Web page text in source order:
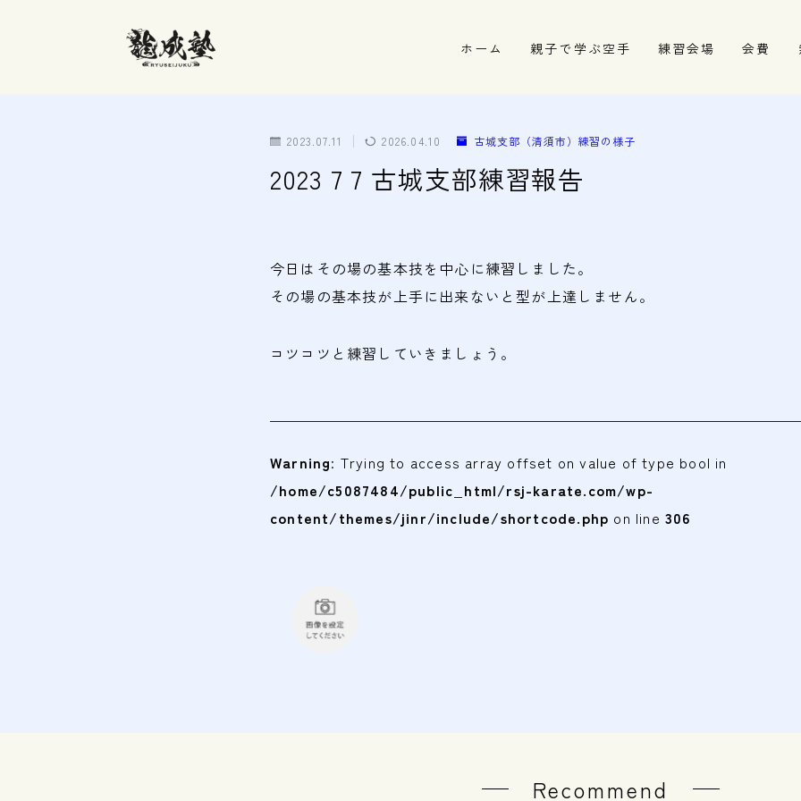
ホーム 親子で学ぶ空手 練習会場 会費
2023.07.11 2026.04.10 古城支部（清須市）練習の様子
2023 7 7 古城支部練習報告
今日はその場の基本技を中心に練習
その場の基本技が上手に出来ないと型が上達しません。
コツコツと練習していきましょう。
Warning: Trying to access array offset on value of type bool in
/home/c5087484/public_html/rsj-karate.com/wp-
content/themes/jinr/include/shortcode.php on line306
Recommend